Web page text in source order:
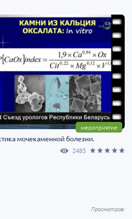
мероприятие
мочекаменной болезни.
2485